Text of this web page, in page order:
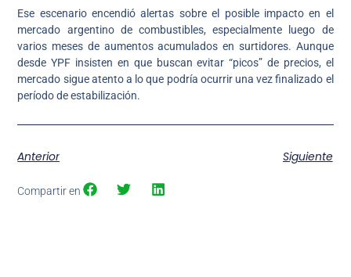
Ese escenario encendió alertas sobre el posible impacto en el
mercado argentino de combustibles, especialmente luego de
varios meses de aumentos acumulados en surtidores. Aunque
desde YPF insisten en que buscan evitar “picos” de precios, el
mercado sigue atento a lo que podría ocurrir una vez finalizado el
período de estabilización.
Anterior Siguiente
Compartir en